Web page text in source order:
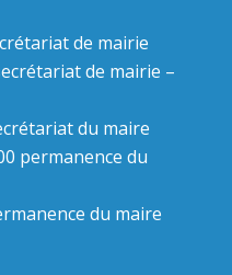
de mairie
de mairie –
du maire
permanence du
du maire